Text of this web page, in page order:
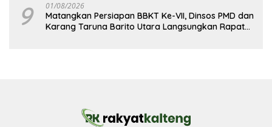
9 01/08/2026
Matangkan Persiapan BBKT Ke-VII, Dinsos PMD dan
Karang Taruna Barito Utara Langsungkan Rapat